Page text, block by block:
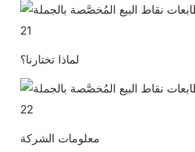
لماذا تختارنا؟
معلومات الشركة